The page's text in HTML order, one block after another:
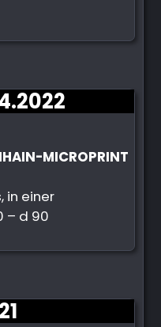
MICROPRINT
in einer
– d 90